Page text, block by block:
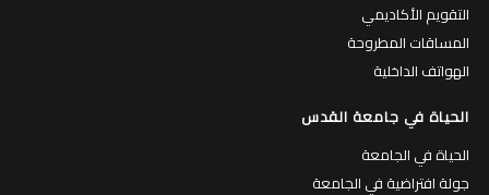
التقويم الأكاديمي
المساقات المطروحة
الهواتف الداخلية
الحياة في جامعة القدس
الحياة في الجامعة
جولة افتراضية في الجامعة